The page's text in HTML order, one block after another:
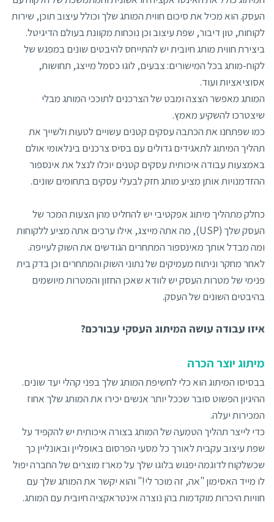
העסק. הוא מכיל את סיכום חווית המותג שלך וכולל עיצוב תוכן, שירות
לקוחות, טון דיבור, שפת עיצוב וכן נוכחות מקוונת בעולם הדיגיטל.
ביצירת חווית מותג חיובית יש להתייחס להיבטים שונים במפגש של
לקוח-מותג בכל המישורים: צבעים, לוגו כסמל מייצג, תחושות,
אסוציאציות ועוד.
המותג מאפשר הצצה ומבט של הצרכנים לתוככי המותג מבלי
שיצטרכו להשקיע מאמץ.
כמו שפתחנו את הכתבה עסקים קטנים עשויים לטעות ולשייך את
תהליך המיתוג לתאגידים גדולים עם בסיס צרכנים בינלאומי אולם
באמצעות עבודה איכותית עסקים קטנים יוכלו לנצל את אינספור
ההזדמנויות אותן מציע מותג חזק לבעלי עסקים בתחומים שונים.
כחלק מתהליך מיתוג אפקטיבי יש להחליט מהן הצעות המכר של
העסק שלך (USP), מה אתה מייצג, אילו ערכים אתה מציע ללקוחות
ומה מבדל אותך מאינספור המתחרים הגודשים את השוק לעייפה.
לאחר מחקר וניתוח מעמיקים של נתוני השוק והמתחרים וכן בדק בית
פנימי של מטרות העסק יש לוודא שאכן החזון והמטרות מיושמים
בהיבטים השונים של העסק.
איזו עבודה עושה המיתוג העסקי עבורכם?
מיתוג יוצר הכרה
בבסיסו המיתוג הוא כלי לחשיפת המותג שלך בפני קהלי יעד שונים.
ההיגיון הפשוט סובר שככל יותר אנשים יכירו את המותג שלך אחוז
המכירות יעלה.
כדי לייצר תהליך הטמעה של המותג בצורה איכותית יש להקפיד על
שפת עיצוב עקבית לאורך כל מסעי הפרסום באופליין ובאונליין כך
שכשלקוח לדוגמה יפגוש בלוגו שלך על מארז מוצרים של החברה יפול
לו מייד האסימון "אה, זה מוכר לי!" והוא יקשר את המותג שלך עם
חוויות היכרות מוקדמות בהן נוצרה אינטראקציה חיובית עם המותג.